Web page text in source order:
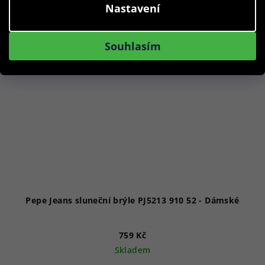
Nastavení
Souhlasím
Pepe Jeans sluneční brýle PJ5213 910 52 - Dámské
759 Kč
Skladem